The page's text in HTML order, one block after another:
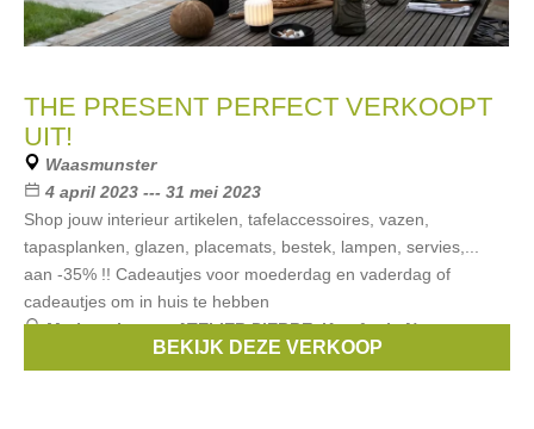
THE PRESENT PERFECT VERKOOPT
UIT!
Waasmunster
4 april 2023 --- 31 mei 2023
Shop jouw interieur artikelen, tafelaccessoires, vazen,
tapasplanken, glazen, placemats, bestek, lampen, servies,...
aan -35% !! Cadeautjes voor moederdag en vaderdag of
cadeautjes om in huis te hebben
Merken:Lexon,ATELIER PIERRE,Kreafunk,Notre
, ...BEKIJK DEZE VERKOOP